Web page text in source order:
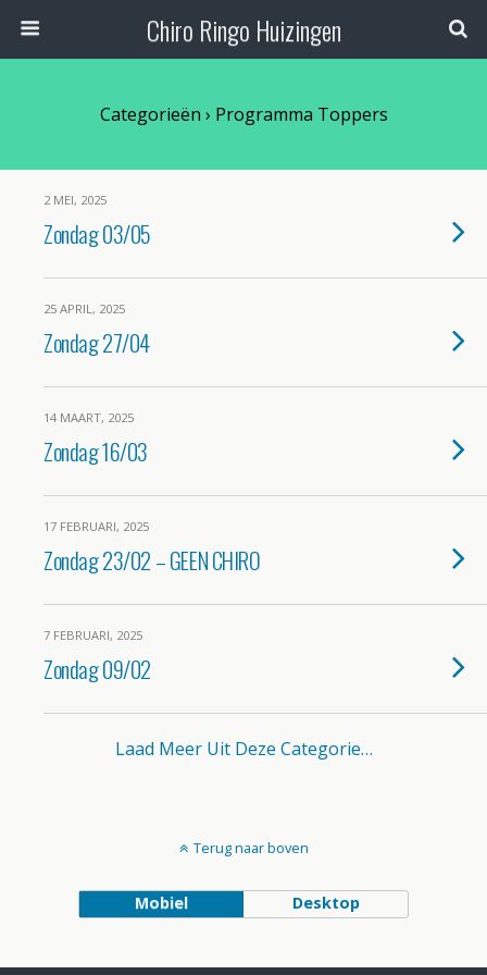
Chiro Ringo Huizingen
Categorieën › Programma Toppers
2 MEI, 2025
Zondag 03/05
25 APRIL, 2025
Zondag 27/04
14 MAART, 2025
Zondag 16/03
17 FEBRUARI, 2025
Zondag 23/02 – GEEN CHIRO
7 FEBRUARI, 2025
Zondag 09/02
Laad Meer Uit Deze Categorie…
Terug naar boven
Mobiel Desktop